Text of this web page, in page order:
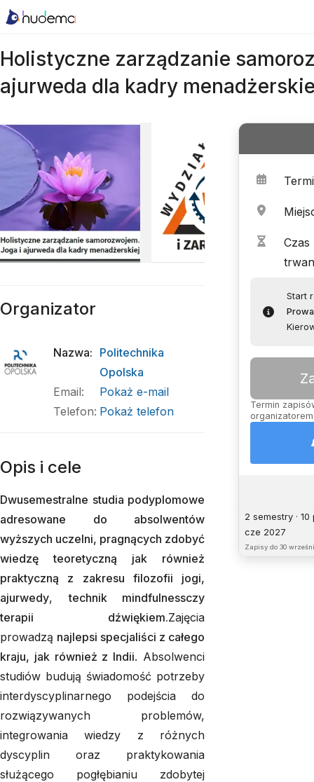
Holistyczne zarządzanie
ajurweda dla kadry
Czas
Start
Termin
2 semestry ·
cze 2027
Zapisy do 30
Organizator
Nazwa: Politechnika
Opolska
Email:
Pokaż e-mail
Telefon: Pokaż telefon
Opis i cele
Dwusemestralne studia podyplomowe
adresowane do absolwentów
wyższych uczelni, pragnących zdobyć
wiedzę teoretyczną jak również
praktyczną z zakresu filozofii jogi,
ajurwedy,technik mindfulnessczy
terapii dźwiękiem.Zajęcia
prowadzą najlepsi specjaliści z całego
kraju, jak również z Indii. Absolwenci
studiów budują świadomość potrzeby
interdyscyplinarnego podejścia do
rozwiązywanych problemów,
integrowania wiedzy z różnych
dyscyplin oraz praktykowania
służącego pogłębianiu zdobytej